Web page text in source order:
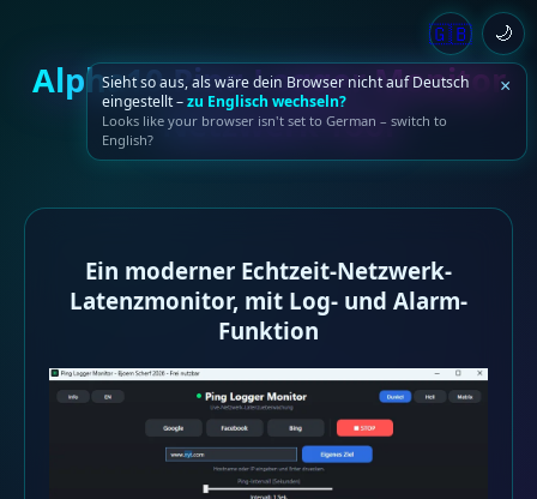
🌙
🇬🇧
Sieht so aus, als wäre dein Browser nicht auf Deutsch
eingestellt –zu Englisch wechseln?
Looks like your browser isn't set to German – switch to
English?
×
Alpha10 Ping Logger Monitor
- Netzwerk Tool
Ein moderner Echtzeit-Netzwerk-
Latenzmonitor, mit Log- und Alarm-
Funktion